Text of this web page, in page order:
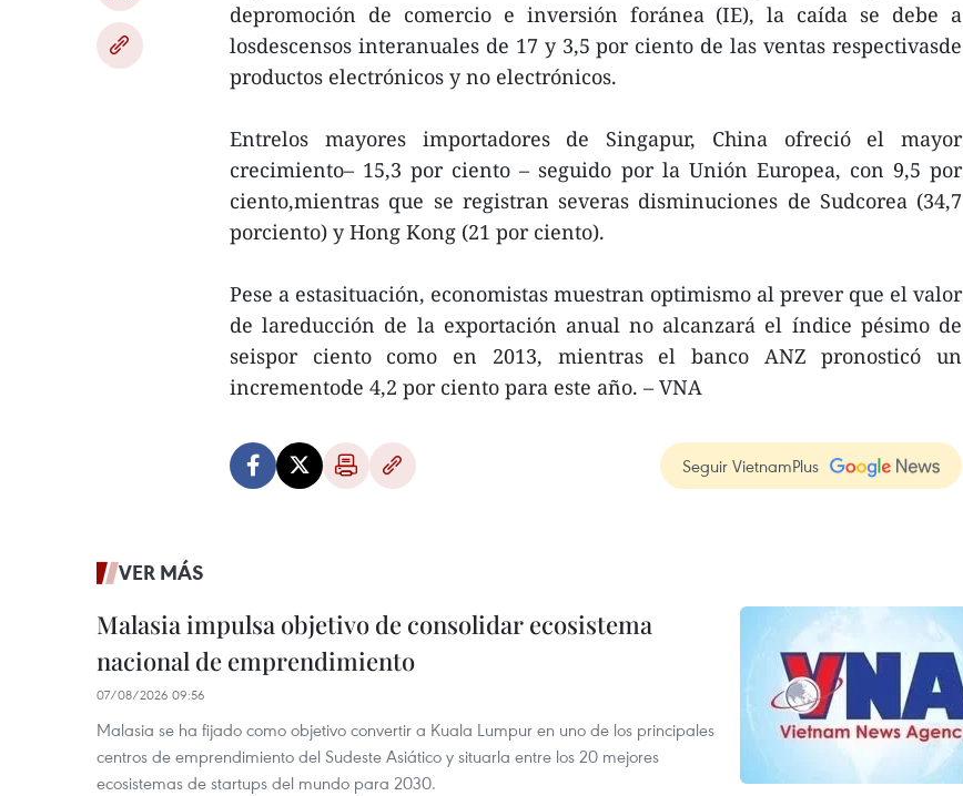
depromoción de comercio e inversión foránea (IE), la caída se debe a
losdescensos interanuales de 17 y 3,5 por ciento de las ventas respectivasde
productos electrónicos y no electrónicos.
Entrelos mayores importadores de Singapur, China ofreció el mayor
crecimiento– 15,3 por ciento – seguido por la Unión Europea, con 9,5 por
ciento,mientras que se registran severas disminuciones de Sudcorea (34,7
porciento) y Hong Kong (21 por ciento).
Pese a estasituación, economistas muestran optimismo al prever que el valor
de lareducción de la exportación anual no alcanzará el índice pésimo de
seispor ciento como en 2013, mientras el banco ANZ pronosticó un
incrementode 4,2 por ciento para este año. – VNA
Seguir VietnamPlus
VER MÁS
Malasia impulsa objetivo de consolidar ecosistema
nacional de emprendimiento
07/08/2026 09:56
Malasia se ha fijado como objetivo convertir a Kuala Lumpur en uno de los principales
centros de emprendimiento del Sudeste Asiático y situarla entre los 20 mejores
ecosistemas de startups del mundo para 2030.